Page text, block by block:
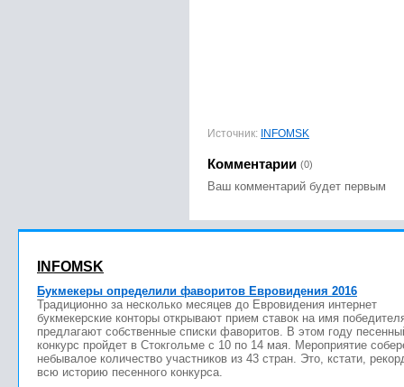
Источник: INFOMSK
Комментарии (0)
Ваш комментарий будет первым
INFOMSK
Букмекеры определили фаворитов Евровидения 2016
Традиционно за несколько месяцев до Евровидения интернет
букмекерские конторы открывают прием ставок на имя
предлагают собственные списки фаворитов. В этом году
конкурс пройдет в Стокгольме с 10 по 14 мая. Мероприятие
небывалое количество участников из 43 стран. Это, кстати,
всю историю песенного конкурса.